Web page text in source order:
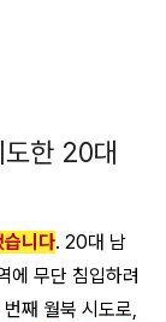
한 20대
습니다. 20대 남
에 무단 침입하려
째 월북 시도로,